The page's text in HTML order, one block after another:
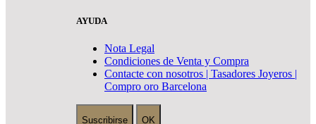
AYUDA
Nota Legal
Condiciones de Venta y Compra
Contacte con nosotros | Tasadores Joyeros |
Compro oro Barcelona